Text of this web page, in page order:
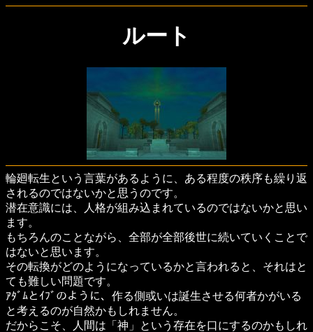
ルート
輪廻転生という言葉があるように、ある程度の秩序も繰り返
されるのではないかと思うのです。
潜在意識には、人格が組み込まれているのではないかと思い
ます。
もちろんのことながら、全部が全部後世に続いていくことで
はないと思います。
その転換がどのようになっているかと言われると、それはと
ても難しい問題です。
ｱﾀﾞﾑとｲﾌﾞのように、作る側或いは誕生させる何者かがいる
と考えるのが自然かもしれません。
だからこそ、人間は「神」という存在を口にするのかもしれ